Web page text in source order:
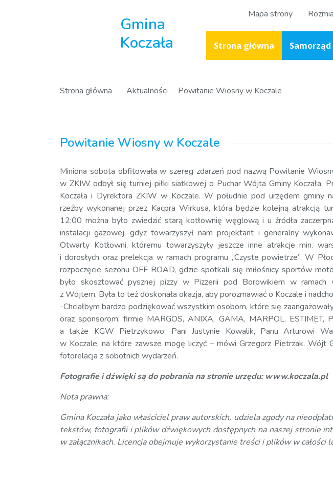
Gmina
Koczała
Mapa strony
Strona główna Samorząd
Strona główna Aktualności Powitanie Wiosny w Koczale
Powitanie Wiosny w Koczale
Miniona sobota obfitowała w szereg zdarzeń pod nazwą Powitanie
w ZKIW odbył się turniej piłki siatkowej o Puchar Wójta Gminy Koczała,
Koczała i Dyrektora ZKIW w Koczale. W południe pod urzędem gminy
rzeźby wykonanej przez Kacpra Wirkusa, która będzie kolejną atrakcją
12:00 można było zwiedzić starą kotłownię węglową i u źródła
instalacji gazowej, gdyż towarzyszył nam projektant i generalny
Otwarty Kotłowni, któremu towarzyszyły jeszcze inne atrakcje min.
i dorosłych oraz prelekcja w ramach programu „Czyste powietrze”. W
rozpoczęcie sezonu OFF ROAD, gdzie spotkali się miłośnicy sportów
było skosztować pysznej pizzy w Pizzerii pod Borowikiem w ramach
z Wójtem. Była to też doskonała okazja, aby porozmawiać o Koczale i
-Chciałbym bardzo podziękować wszystkim osobom, które się
oraz sponsorom: firmie MARGOS, ANIXA, GAMA, MARPOL, ESTIMET,
a także KGW Pietrzykowo, Pani Justynie Kowalik, Panu Arturowi
w Koczale, na które zawsze mogę liczyć – mówi Grzegorz Pietrzak, Wójt
fotorelacja z sobotnich wydarzeń.
Fotografie i dźwięki są do pobrania na stronie urzędu: www.koczala.pl
Nota prawna:
Gmina Koczała jako właściciel praw autorskich, udziela zgody na
tekstów, fotografii i plików dźwiękowych dostępnych na naszej stronie
w załącznikach. Licencja obejmuje wykorzystanie treści i plików w całości